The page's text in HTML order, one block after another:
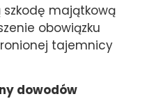
majątkową
obowiązku
tajemnicy
dowodów